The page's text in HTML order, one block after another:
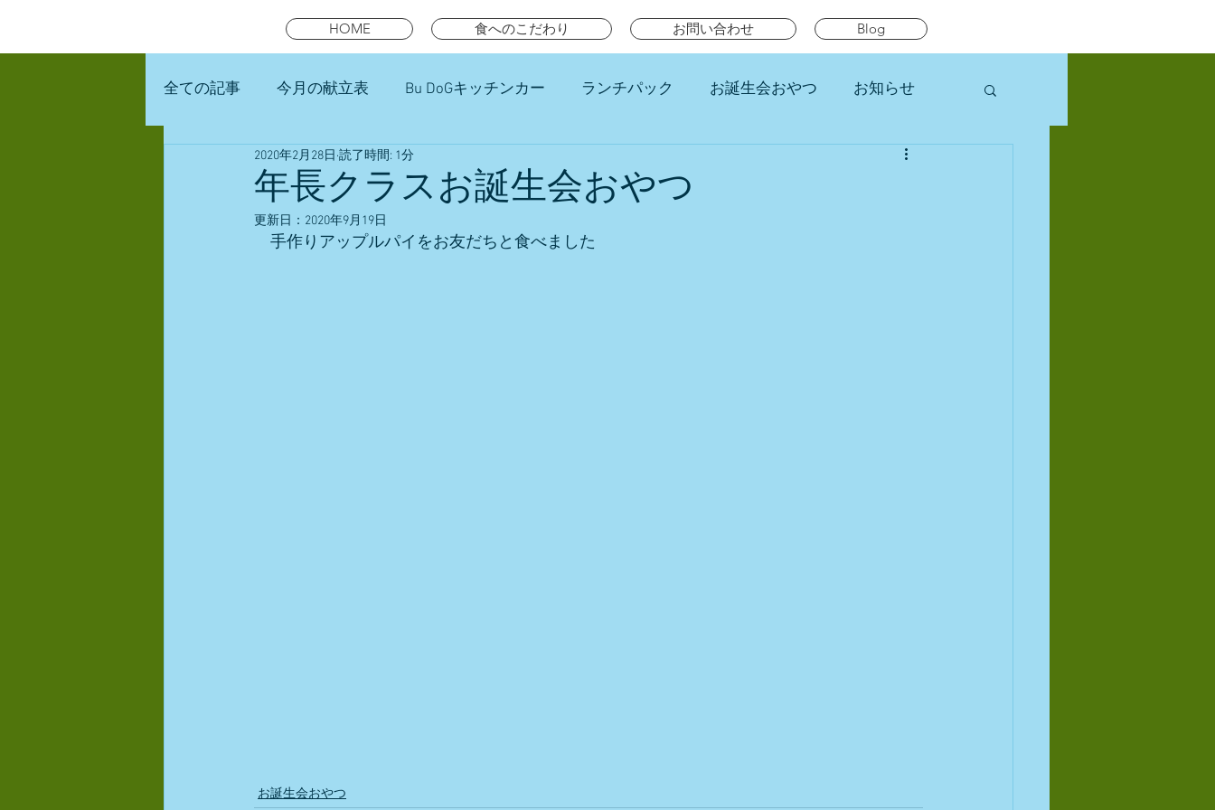
HOME 食へのこだわり お問い合わせ Blog
全ての記事 今月の献立表 Bu DoGキッチンカー ランチパック お誕生会おやつ お知らせ
未就園児スマイルキッズランチ
年長クラスお誕生会おやつ
2020年2月28日 読了時間: 1分
更新日： 2020年9月19日
手作りアップルパイをお友だちと食べました
お誕生会おやつ